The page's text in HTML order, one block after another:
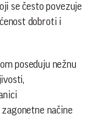
se često povezuje
dobroti i
poseduju nežnu
načine